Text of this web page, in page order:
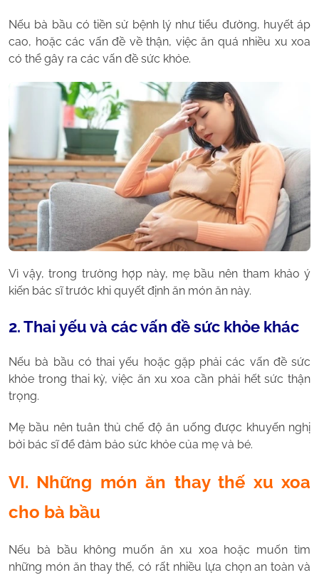
Nếu bà bầu có tiền sử bệnh lý như tiểu đường, huyết áp
cao, hoặc các vấn đề về thận, việc ăn quá nhiều xu xoa
có thể gây ra các vấn đề sức khỏe.
Vì vậy, trong trường hợp này, mẹ bầu nên tham khảo ý
kiến bác sĩ trước khi quyết định ăn món ăn này.
2. Thai yếu và các vấn đề sức khỏe khác
Nếu bà bầu có thai yếu hoặc gặp phải các vấn đề sức
khỏe trong thai kỳ, việc ăn xu xoa cần phải hết sức thận
trọng.
Mẹ bầu nên tuân thủ chế độ ăn uống được khuyến nghị
bởi bác sĩ để đảm bảo sức khỏe của mẹ và bé.
VI. Những món ăn thay thế xu xoa
cho bà bầu
Nếu bà bầu không muốn ăn xu xoa hoặc muốn tìm
những món ăn thay thế, có rất nhiều lựa chọn an toàn và